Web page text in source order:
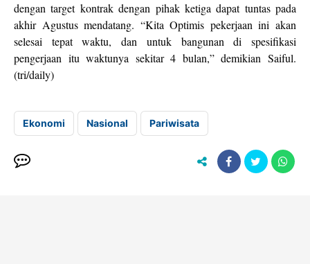
dengan target kontrak dengan pihak ketiga dapat tuntas pada
akhir Agustus mendatang. “Kita Optimis pekerjaan ini akan
selesai tepat waktu, dan untuk bangunan di spesifikasi
pengerjaan itu waktunya sekitar 4 bulan,” demikian Saiful.
(tri/daily)
Ekonomi Nasional Pariwisata